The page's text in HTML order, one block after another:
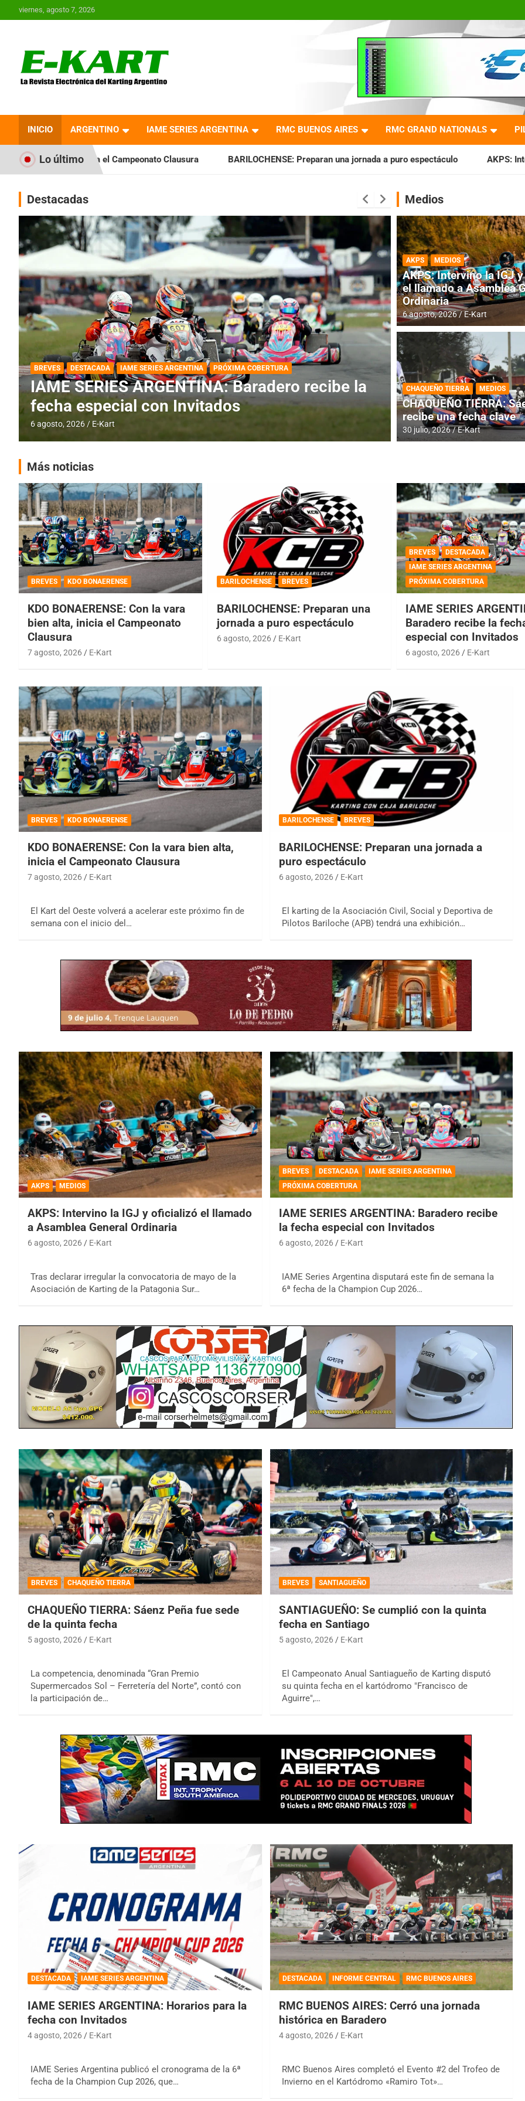
al
viernes, agosto 7, 2026
Revista Electrónica del
Karting en Argentina
INICIO ARGENTINO IAME SERIES ARGENTINA RMC BUENOS AIRES RMC GRAND NATIONALS
Lo último
el Campeonato Clausura BARILOCHENSE: Preparan una jornada a puro espectáculo AKPS: Intervino la IGJ y
Destacadas
DESTACADA IAME SERIES ARGENTINA
IAME SERIES ARGENTINA: Horarios para la
fecha con Invitados
4 agosto, 2026 E-Kart
DESTACADA INFORME CENTRAL
RMC BUENOS
histórica en
4 agosto, 2026 E-Kart
Medios
AKPS MEDIOS
AKPS: Intervino la IGJ
el llamado a Asamblea
Ordinaria
6 agosto, 2026 E-Kart
CHAQUEÑO TIERRA MEDIOS
CHAQUEÑO TIERRA:
recibe una fecha clave
30 julio, 2026 E-Kart
Más noticias
BREVES KDO BONAERENSE
KDO BONAERENSE: Con la vara
bien alta, inicia el Campeonato
Clausura
7 agosto, 2026 E-Kart
BARILOCHENSE BREVES
BARILOCHENSE: Preparan una
jornada a puro espectáculo
6 agosto, 2026 E-Kart
BREVES
DESTACADA
IAME SERIES ARGENTINA
PRÓXIMA COBERTURA
IAME SERIES
Baradero recibe la
especial con Invitados
6 agosto, 2026 E-Kart
BREVES KDO BONAERENSE
KDO BONAERENSE: Con la vara bien alta,
inicia el Campeonato Clausura
7 agosto, 2026 E-Kart
El Kart del Oeste volverá a acelerar este próximo fin de
semana con el inicio del…
BARILOCHENSE BREVES
BARILOCHENSE: Preparan una jornada a
puro espectáculo
6 agosto, 2026 E-Kart
El karting de la Asociación Civil, Social y Deportiva de
Pilotos Bariloche (APB) tendrá una exhibición…
AKPS MEDIOS
AKPS: Intervino la IGJ y oficializó el llamado
a Asamblea General Ordinaria
6 agosto, 2026 E-Kart
Tras declarar irregular la convocatoria de mayo de la
Asociación de Karting de la Patagonia Sur…
BREVES DESTACADA
IAME SERIES ARGENTINA
PRÓXIMA COBERTURA
IAME SERIES ARGENTINA: Baradero recibe
la fecha especial con Invitados
6 agosto, 2026 E-Kart
IAME Series Argentina disputará este fin de semana la
6ª fecha de la Champion Cup 2026…
BREVES CHAQUEÑO TIERRA
CHAQUEÑO TIERRA: Sáenz Peña fue sede
de la quinta fecha
5 agosto, 2026 E-Kart
La competencia, denominada “Gran Premio
Supermercados Sol – Ferretería del Norte”, contó con
la participación de…
BREVES SANTIAGUEÑO
SANTIAGUEÑO: Se cumplió con la quinta
fecha en Santiago
5 agosto, 2026 E-Kart
El Campeonato Anual Santiagueño de Karting disputó
su quinta fecha en el kartódromo "Francisco de
Aguirre",…
DESTACADA IAME SERIES ARGENTINA
IAME SERIES ARGENTINA: Horarios para la
fecha con Invitados
4 agosto, 2026 E-Kart
IAME Series Argentina publicó el cronograma de la 6ª
fecha de la Champion Cup 2026, que…
DESTACADA INFORME CENTRAL RMC BUENOS AIRES
RMC BUENOS AIRES: Cerró una jornada
histórica en Baradero
4 agosto, 2026 E-Kart
RMC Buenos Aires completó el Evento #2 del Trofeo de
Invierno en el Kartódromo «Ramiro Tot»…